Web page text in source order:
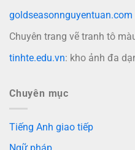
goldseasonnguyentuan.com
Chuyên trang vẽ tranh tô
tinhte.edu.vn: kho ảnh đa
Chuyên mục
Tiếng Anh giao tiếp